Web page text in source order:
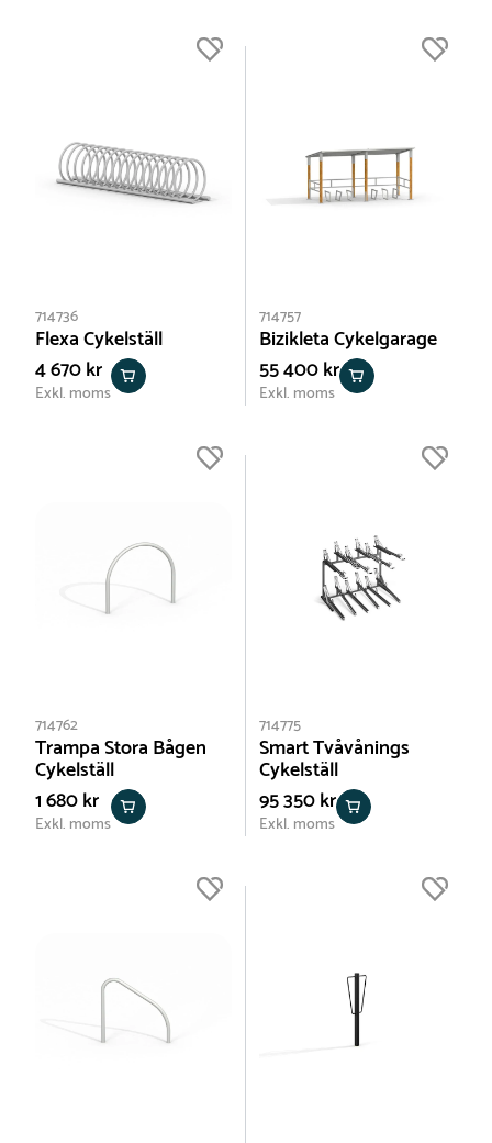
714736
Flexa Cykelställ
4 670 kr
Exkl. moms
714757
Bizikleta Cykelgarage
55 400 kr
Exkl. moms
714762
Trampa Stora Bågen
Cykelställ
1 680 kr
Exkl. moms
714775
Smart Tvåvånings
Cykelställ
95 350 kr
Exkl. moms